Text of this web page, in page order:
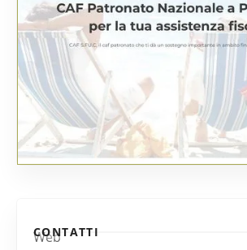
CONTATTI
Web